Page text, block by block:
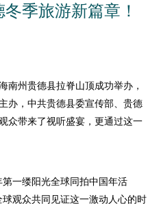
季旅游新篇章！
州贵德县拉脊山顶成功举办，
办，中共贵德县委宣传部、贵德
众带来了视听盛宴，更通过这一
一缕阳光全球同拍中国年活
观众共同见证这一激动人心的时